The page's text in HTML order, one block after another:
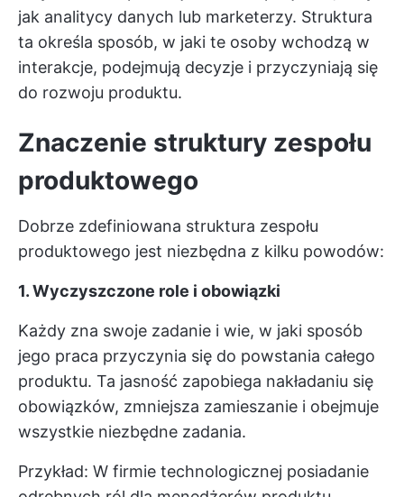
jak analitycy danych lub marketerzy. Struktura
ta określa sposób, w jaki te osoby wchodzą w
interakcje, podejmują decyzje i przyczyniają się
do rozwoju produktu.
Znaczenie struktury zespołu
produktowego
Dobrze zdefiniowana struktura zespołu
produktowego jest niezbędna z kilku powodów:
1. Wyczyszczone role i obowiązki
Każdy zna swoje zadanie i wie, w jaki sposób
jego praca przyczynia się do powstania całego
produktu. Ta jasność zapobiega nakładaniu się
obowiązków, zmniejsza zamieszanie i obejmuje
wszystkie niezbędne zadania.
Przykład: W firmie technologicznej posiadanie